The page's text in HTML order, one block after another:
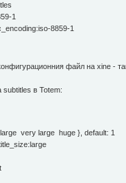
1
8859-1
файл на xine -
subtitles в Totem:
very large huge }, default: 1